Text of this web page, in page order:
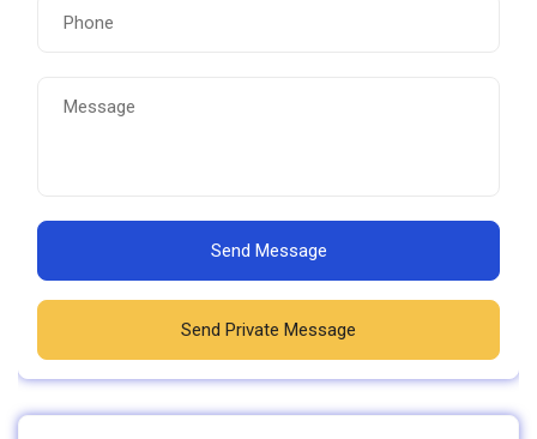
Send Message
Send Private Message